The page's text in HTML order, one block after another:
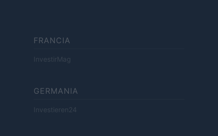
FRANCIA
InvestirMag
GERMANIA
Investieren24